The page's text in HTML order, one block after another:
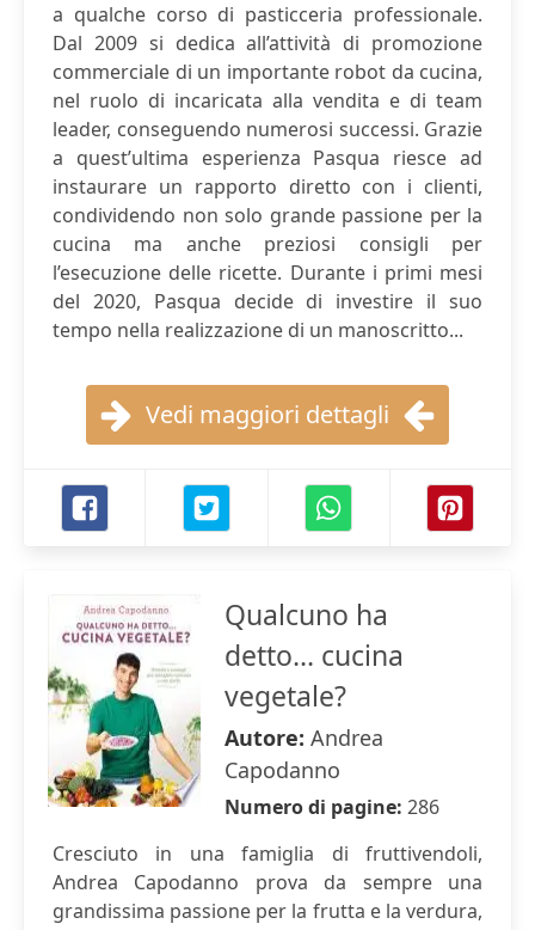
a qualche corso di pasticceria professionale.
Dal 2009 si dedica all’attività di promozione
commerciale di un importante robot da cucina,
nel ruolo di incaricata alla vendita e di team
leader, conseguendo numerosi successi. Grazie
a quest’ultima esperienza Pasqua riesce ad
instaurare un rapporto diretto con i clienti,
condividendo non solo grande passione per la
cucina ma anche preziosi consigli per
l’esecuzione delle ricette. Durante i primi mesi
del 2020, Pasqua decide di investire il suo
tempo nella realizzazione di un manoscritto...
Vedi maggiori dettagli
Qualcuno ha
detto... cucina
vegetale?
Autore: Andrea
Capodanno
Numero di pagine: 286
Cresciuto in una famiglia di fruttivendoli,
Andrea Capodanno prova da sempre una
grandissima passione per la frutta e la verdura,